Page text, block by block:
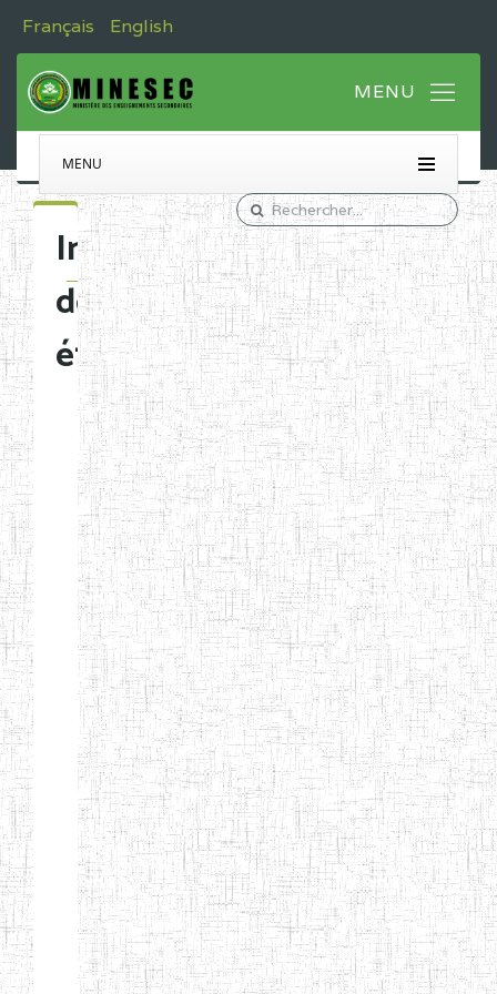
Français English
MENU
Immatriculation
des
établissements
Etablissements
d'enseignement
normal
ENI
Chercher:
Effacer les filtres
Denomination
Type